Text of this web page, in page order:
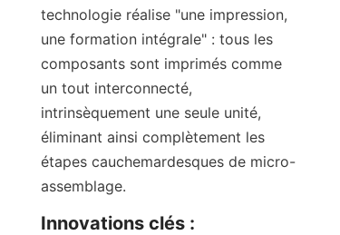
technologie réalise "une impression,
une formation intégrale" : tous les
composants sont imprimés comme
un tout interconnecté,
intrinsèquement une seule unité,
éliminant ainsi complètement les
étapes cauchemardesques de micro-
assemblage.
Innovations clés :